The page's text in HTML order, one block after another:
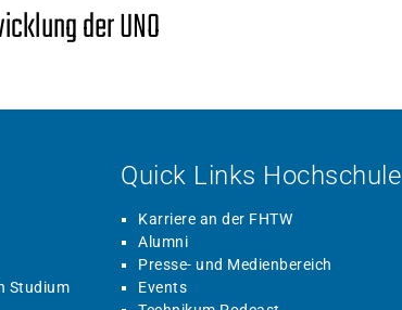
der UNO
Studium
Quick Links Hochschule
Karriere an der FHTW
Alumni
Presse- und Medienbereich
Events